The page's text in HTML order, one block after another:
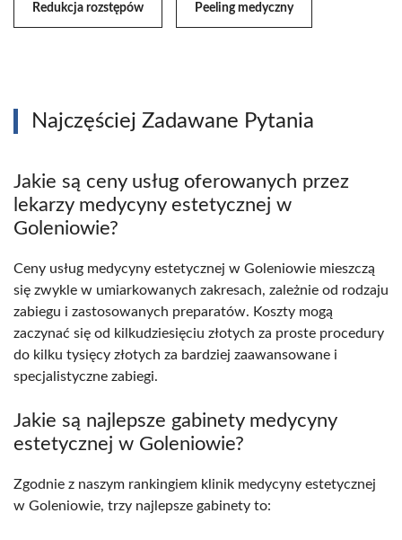
Redukcja rozstępów Peeling medyczny
Najczęściej Zadawane Pytania
Jakie są ceny usług oferowanych przez
lekarzy medycyny estetycznej w
Goleniowie?
Ceny usług medycyny estetycznej w Goleniowie mieszczą
się zwykle w umiarkowanych zakresach, zależnie od rodzaju
zabiegu i zastosowanych preparatów. Koszty mogą
zaczynać się od kilkudziesięciu złotych za proste procedury
do kilku tysięcy złotych za bardziej zaawansowane i
specjalistyczne zabiegi.
Jakie są najlepsze gabinety medycyny
estetycznej w Goleniowie?
Zgodnie z naszym rankingiem klinik medycyny estetycznej
w Goleniowie, trzy najlepsze gabinety to: